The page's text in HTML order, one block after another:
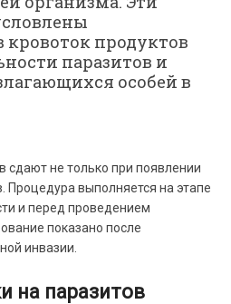
продуктов
паразитов и
особей в
сдают не только при появлении
Процедура выполняется на этапе
и перед проведением
показано после
инвазии.
на паразитов